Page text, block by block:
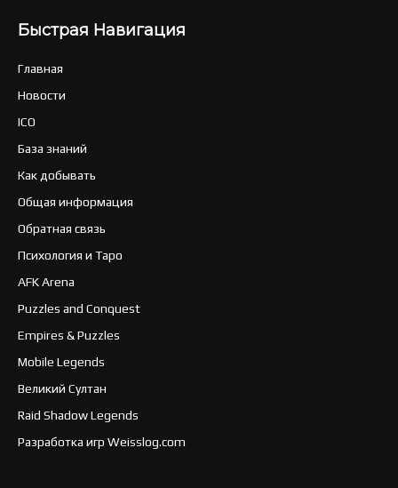
Быстрая Навигация
Главная
Новости
ICO
База знаний
Как добывать
Общая информация
Обратная связь
Психология и Таро
AFK Arena
Puzzles and Conquest
Empires & Puzzles
Mobile Legends
Великий Султан
Raid Shadow Legends
Разработка игр Weisslog.com